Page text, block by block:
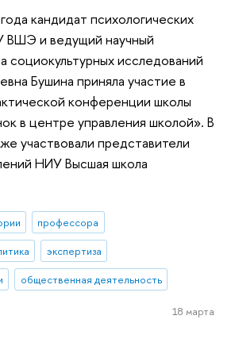
кандидат психологических
ВШЭ и ведущий научный
социокультурных исследований
Бушина приняла участие в
конференции школы
в центре управления школой». В
участвовали представители
НИУ Высшая школа
профессора
экспертиза
общественная деятельность
18 марта